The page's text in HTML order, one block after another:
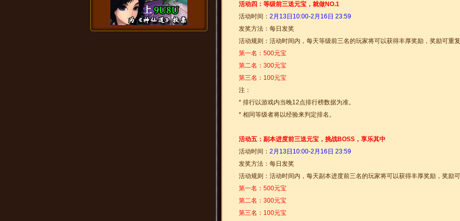
活动四：等级前三送元宝，就做NO.1
活动时间： 2月13日10:00-2月16日 23:59
发奖方法：每日发奖
活动规则：活动时间内，每天等级前三名的玩家将可以获得丰厚奖励，奖励可重
第一名：500元宝
第二名：300元宝
第三名：100元宝
注：
* 排行以游戏内当晚12点排行榜数据为准。
* 相同等级者将以经验来判定排名。
活动五：副本进度前三送元宝，挑战BOSS，享乐其中
活动时间： 2 月13日10:00-2月16日 23:59
发奖方法：每日发奖
活动规则：活动时间内，每天副本进度前三名的玩家将可以获得丰厚奖励，奖励
第一名：500元宝
第二名：300元宝
第三名：100元宝